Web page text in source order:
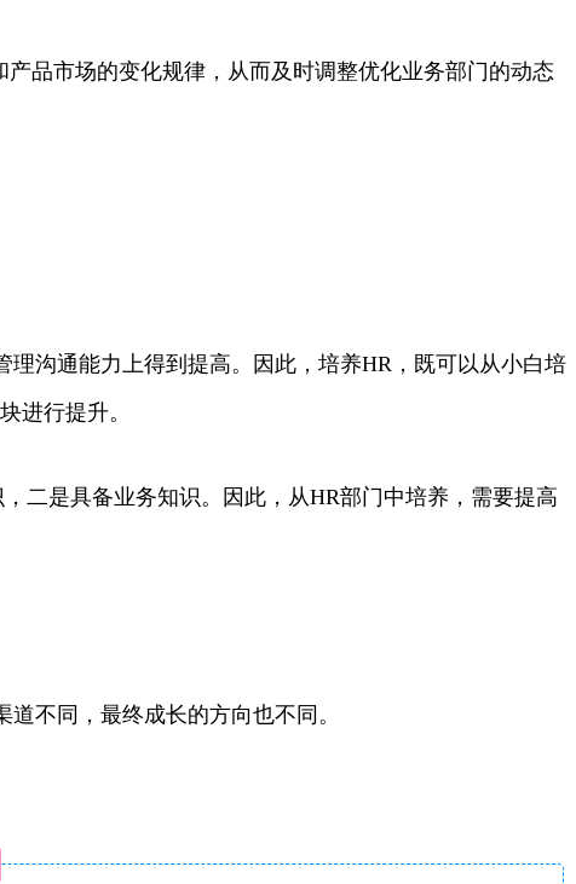
品市场的变化规律，从而及时调整优化业务部门的动态
沟通能力上得到提高。因此，培养HR，既可以从小白培
进行提升。
二是具备业务知识。因此，从HR部门中培养，需要提高
不同，最终成长的方向也不同。